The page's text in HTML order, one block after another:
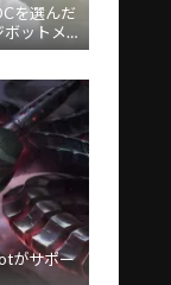
を選んだ
ットメ
がサポー